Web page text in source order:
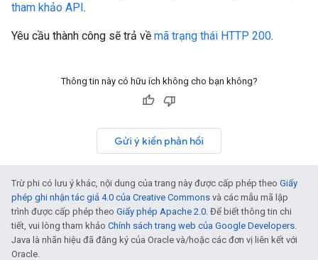
tham khảo API.
Yêu cầu thành công sẽ trả về mã trạng thái HTTP 200.
Thông tin này có hữu ích không cho bạn không?
Gửi ý kiến phản hồi
Trừ phi có lưu ý khác, nội dung của trang này được cấp phép theo Giấy
phép ghi nhận tác giả 4.0 của Creative Commons và các mẫu mã lập
trình được cấp phép theo Giấy phép Apache 2.0. Để biết thông tin chi
tiết, vui lòng tham khảo Chính sách trang web của Google Developers.
Java là nhãn hiệu đã đăng ký của Oracle và/hoặc các đơn vị liên kết với
Oracle.